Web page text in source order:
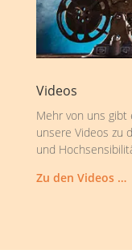
Videos
Mehr von uns gibt
unsere Videos zu
und
Zu den Videos …